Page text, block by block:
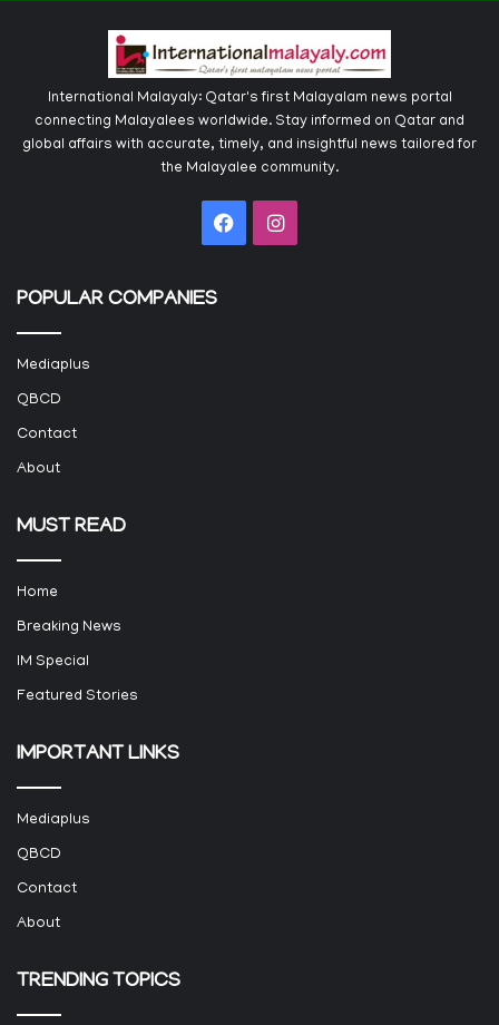
International Malayaly: Qatar's first Malayalam news portal
connecting Malayalees worldwide. Stay informed on Qatar and
global affairs with accurate, timely, and insightful news tailored for
the Malayalee community.
FacebookInstagram
POPULAR COMPANIES
Mediaplus
QBCD
Contact
About
MUST READ
Home
Breaking News
IM Special
Featured Stories
IMPORTANT LINKS
Mediaplus
QBCD
Contact
About
TRENDING TOPICS